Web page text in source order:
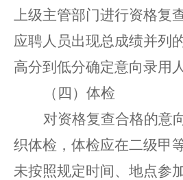
上级主管部门进行资格复
应聘人员出现总成绩并列
高分到低分确定意向录用人
（四）体检
对资格复查合格的意
织体检，体检应在二级甲
未按照规定时间、地点参